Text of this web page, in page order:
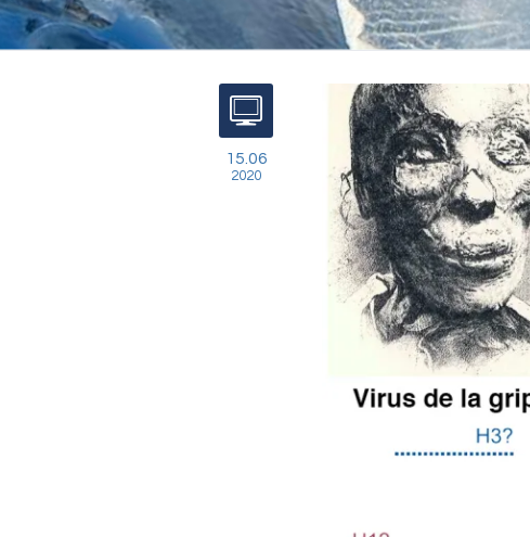
15.06
2020